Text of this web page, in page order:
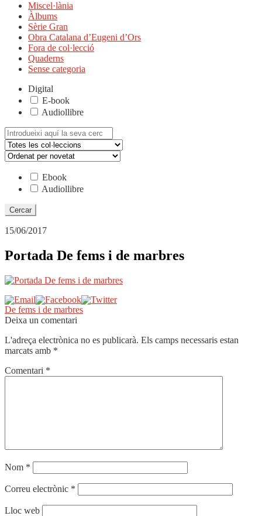
Miscel·lània
Àlbums
Sèrie Gran
Obra Catalana d’Eugeni d’Ors
Fora de col·lecció
Quaderns
Sense categoria
Digital
E-book
Audiollibre
Cerca:
Ebook
Audiollibre
15/06/2017
Portada De fems i de marbres
Navegació
d'entrades
Entrada
anterior:
De fems i de marbres
Deixa un comentari
L'adreça electrònica no es publicarà. Els camps necessaris estan
marcats amb *
Comentari *
Nom *
Correu electrònic *
Lloc web